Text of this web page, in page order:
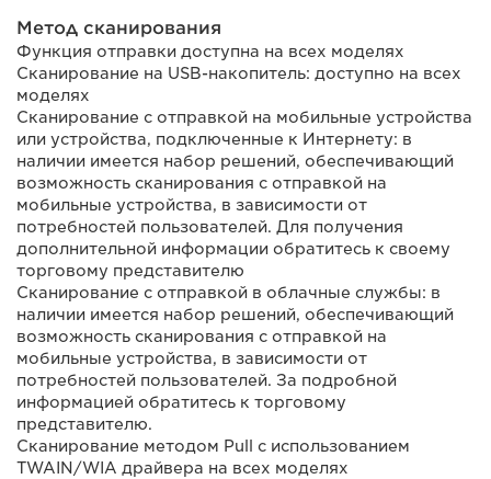
Метод сканирования
Функция отправки доступна на всех моделях
Сканирование на USB-накопитель: доступно на всех
моделях
Сканирование с отправкой на мобильные устройства
или устройства, подключенные к Интернету: в
наличии имеется набор решений, обеспечивающий
возможность сканирования с отправкой на
мобильные устройства, в зависимости от
потребностей пользователей. Для получения
дополнительной информации обратитесь к своему
торговому представителю
Сканирование с отправкой в облачные службы: в
наличии имеется набор решений, обеспечивающий
возможность сканирования с отправкой на
мобильные устройства, в зависимости от
потребностей пользователей. За подробной
информацией обратитесь к торговому
представителю.
Сканирование методом Pull с использованием
TWAIN/WIA драйвера на всех моделях